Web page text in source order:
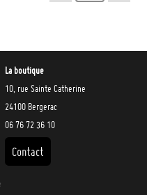
La boutique
10, rue Sainte Catherine
24100 Bergerac
06 76 72 36 10
Contact